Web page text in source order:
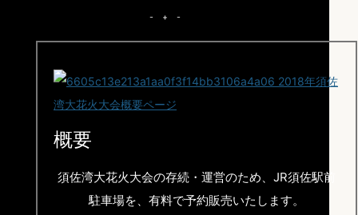
- + -
概要
須佐湾大花火大会の存続・運営のため、JR須佐駅前
駐車場を、有料で予約販売いたします。